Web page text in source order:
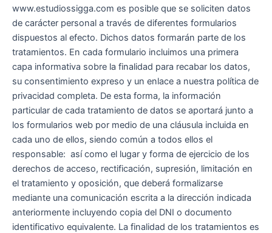
www.estudiossigga.com es posible que se soliciten datos
de carácter personal a través de diferentes formularios
dispuestos al efecto. Dichos datos formarán parte de los
tratamientos. En cada formulario incluimos una primera
capa informativa sobre la finalidad para recabar los datos,
su consentimiento expreso y un enlace a nuestra política de
privacidad completa. De esta forma, la información
particular de cada tratamiento de datos se aportará junto a
los formularios web por medio de una cláusula incluida en
cada uno de ellos, siendo común a todos ellos el
responsable: así como el lugar y forma de ejercicio de los
derechos de acceso, rectificación, supresión, limitación en
el tratamiento y oposición, que deberá formalizarse
mediante una comunicación escrita a la dirección indicada
anteriormente incluyendo copia del DNI o documento
identificativo equivalente. La finalidad de los tratamientos es